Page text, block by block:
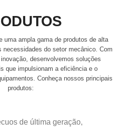
uma ampla gama de produtos de alta
necessidades do setor mecânico. Com
desenvolvemos soluções
que impulsionam a eficiência e o
Conheça nossos principais
produtos:
de última geração,